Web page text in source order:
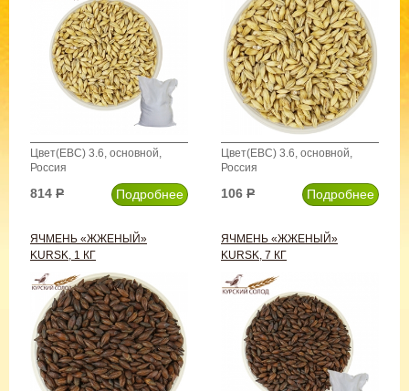
Цвет(EBC) 3.6, основной,
Россия
Подробнее
814 Р
Цвет(EBC) 3.6, основной,
Россия
Подробнее
106 Р
ЯЧМЕНЬ «ЖЖЕНЫЙ»
KURSK, 1 КГ
ЯЧМЕНЬ «ЖЖЕНЫЙ»
KURSK, 7 КГ